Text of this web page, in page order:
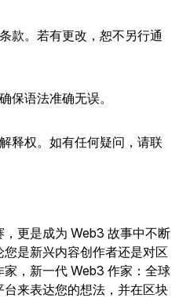
款。若有更改，恕不另行通
保语法准确无误。
释权。如有任何疑问，请联
更是成为 Web3 故事中不断
是新兴内容创作者还是对区
，新一代 Web3 作家：全球
来表达您的想法，并在区块